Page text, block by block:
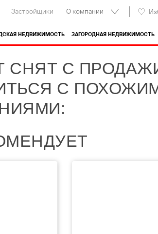
Застройщики О компании
НЕДВИЖИМОСТЬ ЗАГОРОДНАЯ НЕДВИЖИМОСТЬ
СНЯТ С
С